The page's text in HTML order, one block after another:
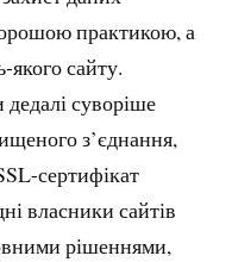
практикою, а
сайту.
суворіше
з’єднання,
сертифікат
власники сайтів
рішеннями,